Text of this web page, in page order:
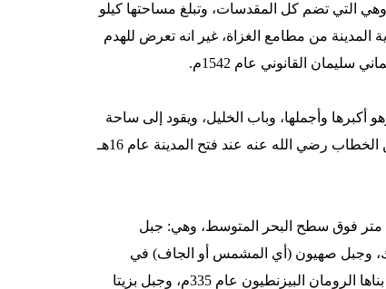
ما فيه البلدة القديمة وهي التي تضم كل المقدسات، وتبلغ مساحتها كيلو
المدينة من مطامع الغزاة، غير انه تعرض للهدم
القانوني عام 1542م.
الشمالي، وهو أكبرها وأجملها، وباب الخليل، ويقود إلى ساحة
داخل البلدة تسمى ساحة عمر، حيث يعتقد أنه الباب الذي دخل منه عمر بن الخطاب رضي الله عنه عند فتح المدينة عام 16هـ
تقع القدس القديمة على أربعة جبال يصل متوسط ارتفاعها إلى حوالي 800 متر فوق سطح البحر المتوسط، وهي: جبل
وجبل صهيون (أي المشمس أو الجاف) في
الجنوب الغربي، وجبل أكرا في الشمال الغربي حيث كنيسة القيامة، والتي بناها الرومان البيزنطيون عام 335م، وجبل بزيتا